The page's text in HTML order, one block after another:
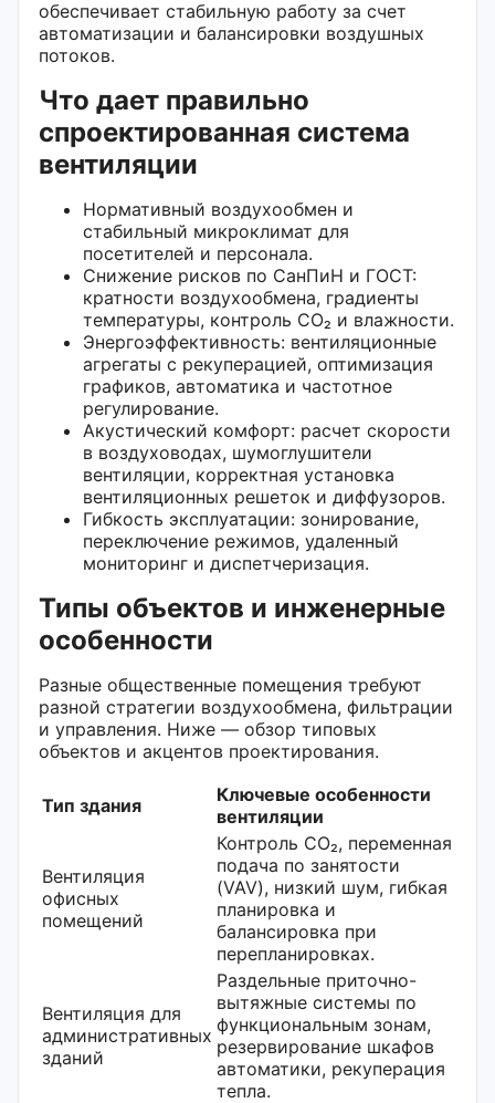
обеспечивает стабильную работу за счет
автоматизации и балансировки воздушных
потоков.
Что дает правильно
спроектированная система
вентиляции
Нормативный воздухообмен и
стабильный микроклимат для
посетителей и персонала.
Снижение рисков по СанПиН и ГОСТ:
кратности воздухообмена, градиенты
температуры, контроль CO₂ и влажности.
Энергоэффективность: вентиляционные
агрегаты с рекуперацией, оптимизация
графиков, автоматика и частотное
регулирование.
Акустический комфорт: расчет скорости
в воздуховодах, шумоглушители
вентиляции, корректная установка
вентиляционных решеток и диффузоров.
Гибкость эксплуатации: зонирование,
переключение режимов, удаленный
мониторинг и диспетчеризация.
Типы объектов и инженерные
особенности
Разные общественные помещения требуют
разной стратегии воздухообмена, фильтрации
и управления. Ниже — обзор типовых
объектов и акцентов проектирования.
Тип здания
Ключевые особенности
вентиляции
Вентиляция
офисных
помещений
Контроль CO₂, переменная
подача по занятости
(VAV), низкий шум, гибкая
планировка и
балансировка при
перепланировках.
Вентиляция для
административных
зданий
Раздельные приточно-
вытяжные системы по
функциональным зонам,
резервирование шкафов
автоматики, рекуперация
тепла.